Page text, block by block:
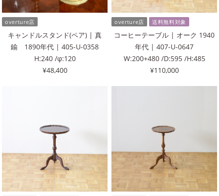
overture店
キャンドルスタンド(ペア) | 真
鍮 1890年代 | 405-U-0358
H:240 /φ:120
¥48,400
overture店 送料無料対象
コーヒーテーブル | オーク 1940
年代 | 407-U-0647
W:200+480 /D:595 /H:485
¥110,000